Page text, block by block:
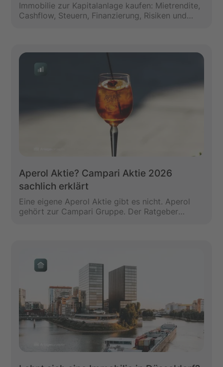
Immobilie zur Kapitalanlage kaufen: Mietrendite,
Cashflow, Steuern, Finanzierung, Risiken und
Aperol Aktie? Campari Aktie 2026
sachlich erklärt
Eine eigene Aperol Aktie gibt es nicht. Aperol
gehört zur Campari Gruppe. Der Ratgeber